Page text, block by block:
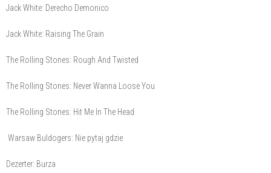
Jack White: Derecho Demonico
Jack White: Raising The Grain
The Rolling Stones: Rough And Twisted
The Rolling Stones: Never Wanna Loose You
The Rolling Stones: Hit Me In The Head
Warsaw Buldogers: Nie pytaj gdzie
Dezerter: Burza